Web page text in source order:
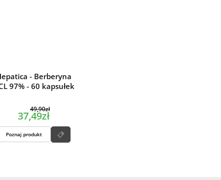
- Berberyna
97% - 60 kapsułek
49,90zł
37,49zł
Poznaj produkt